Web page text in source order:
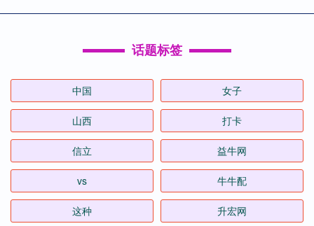
话题标签
中国 女子
山西 打卡
信立 益牛网
vs 牛牛配
这种 升宏网